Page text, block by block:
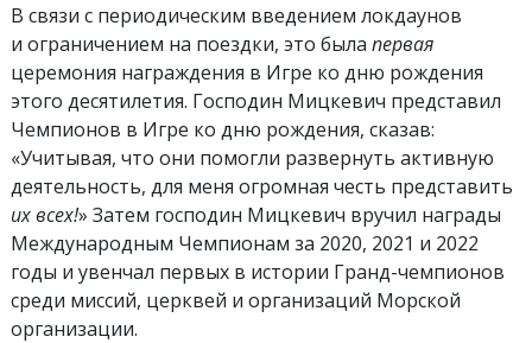
В связи с периодическим введением локдаунов
и ограничением на поездки, это была первая
церемония награждения в Игре ко дню рождения
этого десятилетия. Господин Мицкевич представил
Чемпионов в Игре ко дню рождения, сказав:
«Учитывая, что они помогли развернуть активную
деятельность, для меня огромная честь представить
их всех!» Затем господин Мицкевич вручил награды
Международным Чемпионам за 2020, 2021 и 2022
годы и увенчал первых в истории Гранд-чемпионов
среди миссий, церквей и организаций Морской
организации.